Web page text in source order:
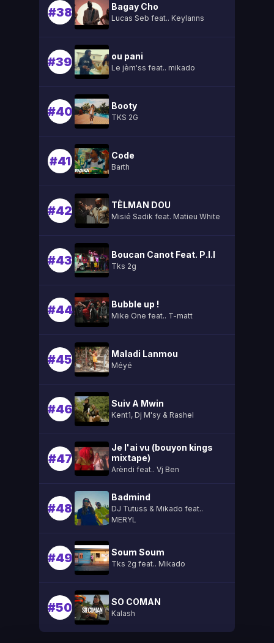
#38 Bagay Cho
Lucas Seb feat.. Keylanns
#39 ou pani
Le jèm'ss feat.. mikado
#40 Booty
TKS 2G
#41 Code
Barth
#42 TÈLMAN DOU
Misié Sadik feat. Matieu White
#43 Boucan Canot Feat. P.l.l
Tks 2g
#44 Bubble up !
Mike One feat.. T-matt
#45 Maladi Lanmou
Méyé
#46 Suiv A Mwin
Kent1, Dj M'sy & Rashel
#47
Je l'ai vu (bouyon kings
mixtape)
Arèndi feat.. Vj Ben
#48
Badmind
DJ Tutuss & Mikado feat..
MERYL
#49 Soum Soum
Tks 2g feat.. Mikado
#50 SO COMAN
Kalash